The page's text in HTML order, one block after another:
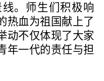
。师生们积极响
热血为祖国献上了
动不仅体现了大家
年一代的责任与担